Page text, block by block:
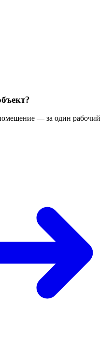
— за один рабочий